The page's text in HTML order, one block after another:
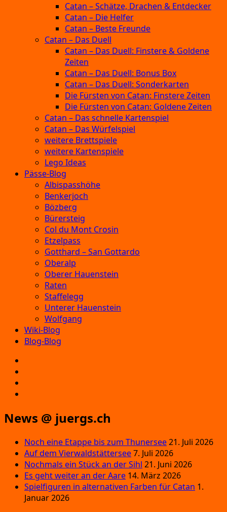
Catan – Schätze, Drachen & Entdecker
Catan – Die Helfer
Catan – Beste Freunde
Catan – Das Duell
Catan – Das Duell: Finstere & Goldene
Zeiten
Catan – Das Duell: Bonus Box
Catan – Das Duell: Sonderkarten
Die Fürsten von Catan: Finstere Zeiten
Die Fürsten von Catan: Goldene Zeiten
Catan – Das schnelle Kartenspiel
Catan – Das Würfelspiel
weitere Brettspiele
weitere Kartenspiele
Lego Ideas
Pässe-Blog
Albispasshöhe
Benkerjoch
Bözberg
Bürersteig
Col du Mont Crosin
Etzelpass
Gotthard – San Gottardo
Oberalp
Oberer Hauenstein
Raten
Staffelegg
Unterer Hauenstein
Wolfgang
Wiki-Blog
Blog-Blog
News @ juergs.ch
Noch eine Etappe bis zum Thunersee21. Juli 2026
Auf dem Vierwaldstättersee7. Juli 2026
Nochmals ein Stück an der Sihl 21. Juni 2026
Es geht weiter an der Aare 14. März 2026
Spielfiguren in alternativen Farben für Catan 1.
Januar 2026